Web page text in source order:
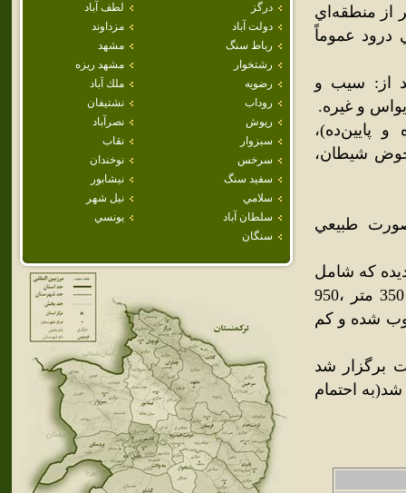
درگز
لطف آباد
دولت آباد
مزداوند
رباط سنگ
مشهد
رشتخوار
مشهد ريزه
رضويه
ملك آباد
روداب
نشتيفان
ريوش
نصرآباد
سبزوار
نقاب
سرخس
نوخندان
سفيد سنگ
نيشابور
سلامي
نيل شهر
سلطان آباد
يونسي
سنگان
از منطقه‌اي
عموماً
از: سيب و
و غيره.
پايين‌ده)،
حوض شيطان،
طبيعي
که شامل
جاده اختصاصي دسترسي به محلهاي تيک آف است که به سايتهاي 350 متر ،950
شده و کم
برگزار شد
شد(به احتمام